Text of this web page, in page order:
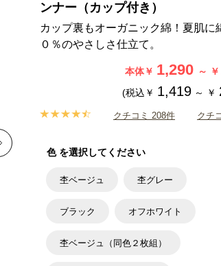
ンナー（カップ付き）
カップ裏もオーガニック綿！夏肌に
０％のやさしさ仕立て。
本体￥ 1,290 ～ ￥
(税込￥ 1,419 ～ ￥
クチコミ 208件 クチ
色 を選択してください
杢ベージュ 杢グレー
ブラック オフホワイト
杢ベージュ（同色２枚組）